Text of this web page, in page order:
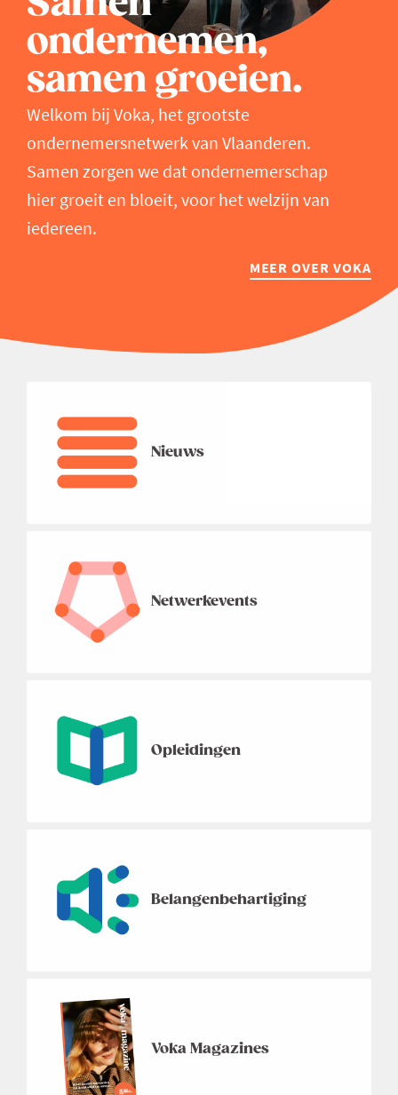
ondernemen,
samen groeien.
Welkom bij Voka, het grootste
ondernemersnetwerk van Vlaanderen.
Samen zorgen we dat ondernemerschap
hier groeit en bloeit, voor het welzijn van
iedereen.
MEER OVER VOKA
Nieuws
Netwerkevents
Opleidingen
Belangenbehartiging
Voka Magazines